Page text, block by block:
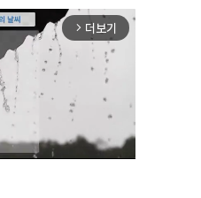
arrow_forward_ios 더보기